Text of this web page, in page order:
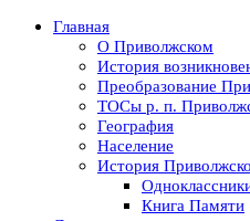
Главная
О Приволжском
История
Преобразование
ТОСы р. п.
География
Население
История
Книга Памяти